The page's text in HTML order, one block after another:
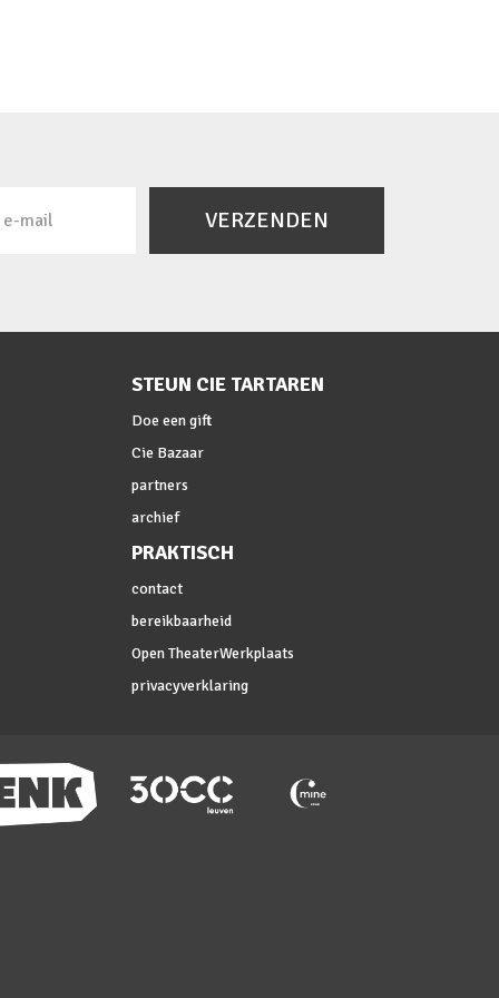
VERZENDEN
STEUN CIE TARTAREN
Doe een gift
Cie Bazaar
partners
archief
PRAKTISCH
contact
bereikbaarheid
Open TheaterWerkplaats
privacyverklaring